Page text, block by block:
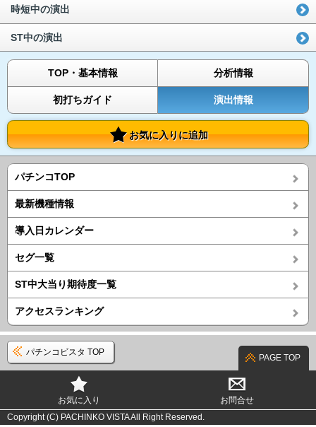
時短中の演出
ST中の演出
TOP・基本情報 分析情報
初打ちガイド 演出情報
お気に入りに追加
パチンコTOP
最新機種情報
導入日カレンダー
セグ一覧
ST中大当り期待度一覧
アクセスランキング
パチンコビスタ TOP
PAGE TOP
お気に入り
お問合せ
Copyright (C) PACHINKO VISTA All Right Reserved.